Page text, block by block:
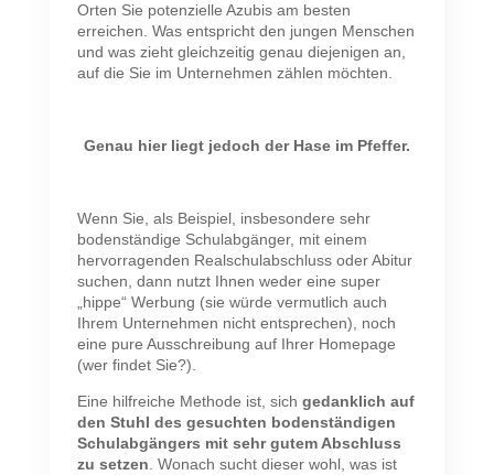
Orten Sie potenzielle Azubis am besten
erreichen. Was entspricht den jungen Menschen
und was zieht gleichzeitig genau diejenigen an,
auf die Sie im Unternehmen zählen möchten.
Genau hier liegt jedoch der Hase im Pfeffer.
Wenn Sie, als Beispiel, insbesondere sehr
bodenständige Schulabgänger, mit einem
hervorragenden Realschulabschluss oder Abitur
suchen, dann nutzt Ihnen weder eine super
„hippe“ Werbung (sie würde vermutlich auch
Ihrem Unternehmen nicht entsprechen), noch
eine pure Ausschreibung auf Ihrer Homepage
(wer findet Sie?).
Eine hilfreiche Methode ist, sich gedanklich auf
den Stuhl des gesuchten bodenständigen
Schulabgängers mit sehr gutem Abschluss
zu setzen . Wonach sucht dieser wohl, was ist